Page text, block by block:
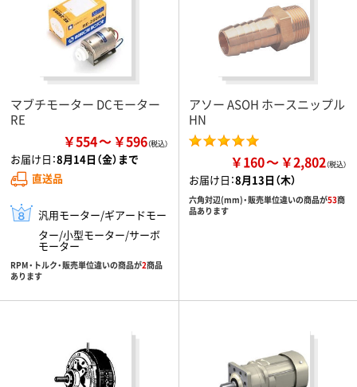
マブチモーター DCモーター
RE
￥554 ￥596
お届け日：8月14日（金）まで
直送品
汎用モーター/ギアードモー
ター/小型モーター/サーボ
モーター
RPM・トルク・販売単位違いの商品が2商品
あります
アソー ASOH ホースニップル
HN
￥160 ￥2,802
お届け日：8月13日（木）
六角対辺(mm)・販売単位違いの商品が53商
品あります